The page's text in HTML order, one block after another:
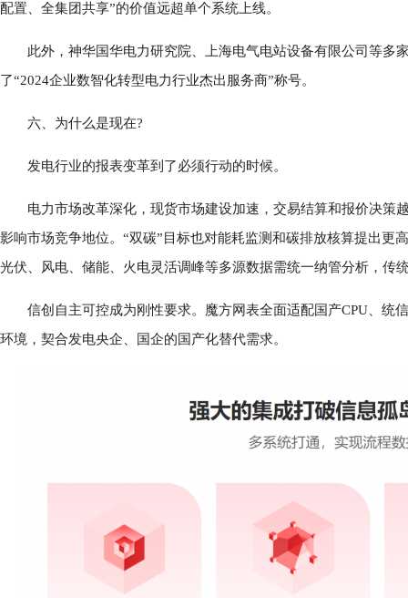
配置、全集团共享”的价值远超单个系统上线。
此外，神华国华电力研究院、上海电气电站设备有限公司等多
了“2024企业数智化转型电力行业杰出服务商”称号。
六、为什么是现在?
发电行业的报表变革到了必须行动的时候。
电力市场改革深化，现货市场建设加速，交易结算和报价决策
影响市场竞争地位。“双碳”目标也对能耗监测和碳排放核算提出更
光伏、风电、储能、火电灵活调峰等多源数据需统一纳管分析，传
信创自主可控成为刚性要求。魔方网表全面适配国产CPU、统
环境，契合发电央企、国企的国产化替代需求。